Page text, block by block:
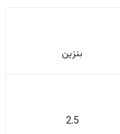
بنزين
2.5